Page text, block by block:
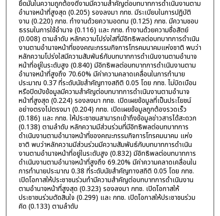
ยึดมั่นในความถูกต้องดีงามมีความสำคัญต่อบทบาทการดำเนินงานตาม
อำนาจหน้าที่สูงสุด (0.205) รองลงมา กทช. มีระเบียบในการปฏิบัติ
งาน (0.220) กทช. ทำงานด้วยความอดทน (0.125) กทช. มีความชอบ
ธรรมในการใช้อำนาจ (0.116) และ กทช. ทำงานด้วยความซื่อสัตย์
(0.008) ตามลำดับ หลักความโปร่งใสที่มีอิทธิพลต่อบทบาทการดำเนิน
งานตามอำนาจหน้าที่ของคณะกรรมกิจการโทรคมนาคมแห่งชาติ พบว่า
หลักความโปร่งใสมีความสัมพันธ์กับบทบาทการดำเนินงานตามอำนาจ
หน้าที่อยู่ในระดับสูง (0.840) มีอิทธิพลต่อบทบาทการดำเนินงานตาม
อำนาจหน้าที่สูงถึง 70.60% มีค่าความคลาดเคลื่อนในการทำนาย
ประมาณ 0.37 ที่ระดับนัยสำคัญทางสถิติ 0.05 โดย กทช. ไม่บิดเบือน
หรือปิดบังข้อมูลมีความสำคัญต่อบทบาทการดำเนินงานตามอำนาจ
หน้าที่สูงสุด (0.224) รองลงมา กทช. เปิดเผยข้อมูลที่เป็นประโยชน์
อย่างตรงไปตรงมา (0.204) กทช. เปิดเผยข้อมูลถูกต้องรวดเร็ว
(0.186) และ กทช. ให้ประชาชนสามารถเข้าถึงข้อมูลข่าวสารได้สะดวก
(0.138) ตามลำดับ หลักความมีส่วนร่วมที่มีอิทธิพลต่อบทบาทการ
ดำเนินงานตามอำนาจหน้าที่ของคณะกรรมกิจการโทรคมนาคม แห่ง
ชาติ พบว่าหลักความมีส่วนร่วมมีความสัมพันธ์กับบทบาทการดำเนิน
งานตามอำนาจหน้าที่อยู่ในระดับสูง (0.832) มีอิทธิพลต่อบทบาทการ
ดำเนินงานตามอำนาจหน้าที่สูงถึง 69.20% มีค่าความคลาดเคลื่อนใน
การทำนายประมาณ 0.38 ที่ระดับนัยสำคัญทางสถิติ 0.05 โดย กทช.
เปิดโอกาสให้ประชาชนร่วมทำมีความสำคัญต่อบทบาทการดำเนินงาน
ตามอำนาจหน้าที่สูงสุด (0.323) รองลงมา กทช. เปิดโอกาสให้
ประชาชนร่วมตัดสินใจ (0.299) และ กทช. เปิดโอกาสให้ประชาชนร่วม
คิด (0.133) ตามลำดับ